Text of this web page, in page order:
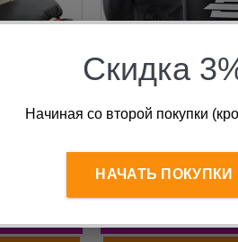
Скидка
Начиная со второй покупки
НАЧАТЬ ПОКУПКИ